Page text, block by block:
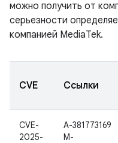
можно получить от
серьезности
компанией MediaTek.
CVE Ссылки
CVE-
2025-
A-381773169
M-